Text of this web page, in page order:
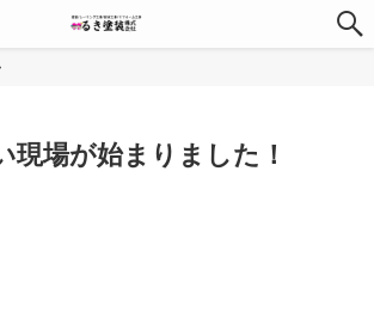
現場が始まりました！